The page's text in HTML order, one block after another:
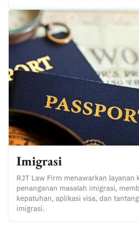
Imigrasi
RJT Law Firm menawarkan layanan
penanganan masalah imigrasi,
kepatuhan, aplikasi visa, dan
imigrasi.